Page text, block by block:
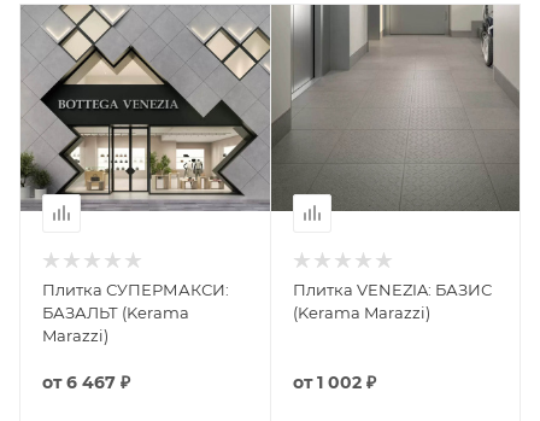
Плитка СУПЕРМАКСИ:
БАЗАЛЬТ (Kerama
Marazzi)
от6 467 ₽
Плитка VENEZIA: БАЗИС
(Kerama Marazzi)
от1 002 ₽